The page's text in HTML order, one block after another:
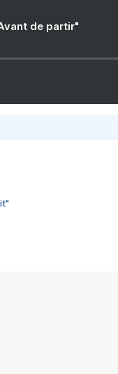
de partir"